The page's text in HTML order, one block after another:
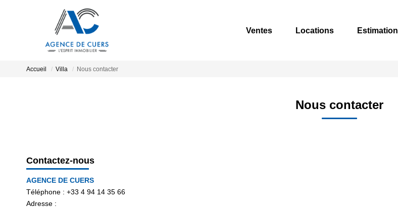
Ventes Locations Estimation
Accueil Villa Nous contacter
Nous contacter
Contactez-nous
AGENCE DE CUERS
Téléphone : +33 4 94 14 35 66
Adresse :